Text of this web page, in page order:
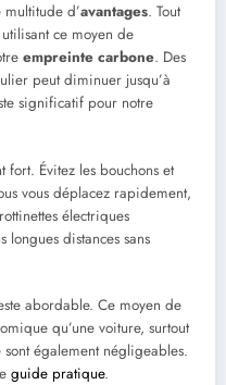
multitude d’avantages. Tout
ce moyen de
empreinte carbone. Des
peut diminuer jusqu’à
significatif pour notre
fort. Évitez les bouchons et
vous déplacez rapidement,
électriques
distances sans
abordable. Ce moyen de
qu’une voiture, surtout
également négligeables.
guide pratique.